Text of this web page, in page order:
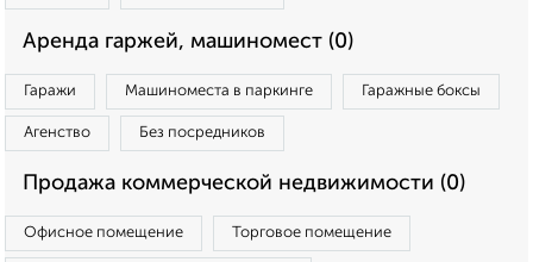
Аренда гаржей, машиномест (0)
Гаражи Машиноместа в паркинге Гаражные боксы
Агенство Без посредников
Продажа коммерческой недвижимости (0)
Офисное помещение Торговое помещение